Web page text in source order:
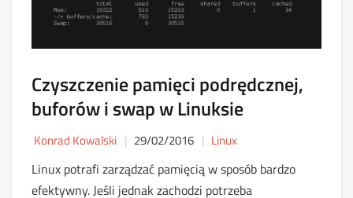
Czyszczenie pamięci podrędcznej,
buforów i swap w Linuksie
Konrad Kowalski 29/02/2016 Linux
Linux potrafi zarządzać pamięcią w sposób bardzo
efektywny. Jeśli jednak zachodzi potrzeba